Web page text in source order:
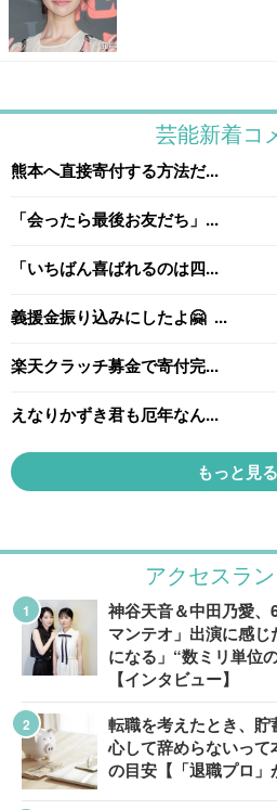
アクセスラ
神谷天音＆中田乃愛
マンテオ」出演に感
になる」“数ミリ単位
【インタビュー】
転職を考えたとき、
心して辞めらないっ
の目安【「退職プロ」